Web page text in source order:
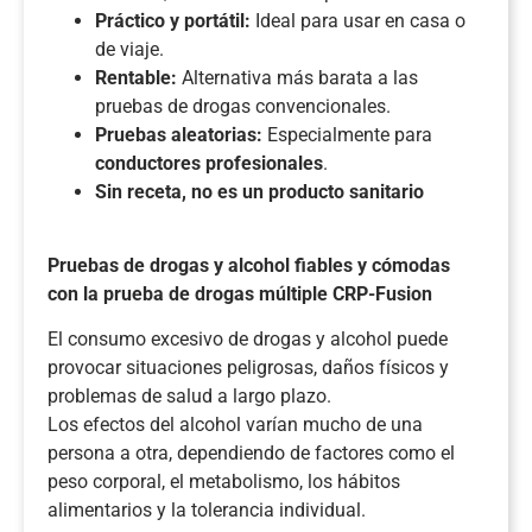
Práctico y portátil: Ideal para usar en casa o
de viaje.
Rentable: Alternativa más barata a las
pruebas de drogas convencionales.
Pruebas aleatorias: Especialmente para
conductores profesionales.
Sin receta, no es un producto sanitario
Pruebas de drogas y alcohol fiables y cómodas
con la prueba de drogas múltiple CRP-Fusion
El consumo excesivo de drogas y alcohol puede
provocar situaciones peligrosas, daños físicos y
problemas de salud a largo plazo.
Los efectos del alcohol varían mucho de una
persona a otra, dependiendo de factores como el
peso corporal, el metabolismo, los hábitos
alimentarios y la tolerancia individual.